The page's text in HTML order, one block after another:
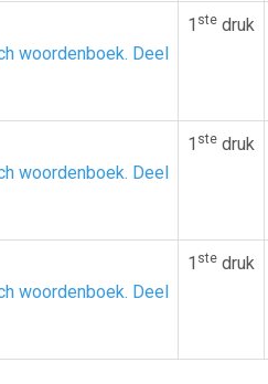
woordenboek. Deel
1 ste druk
woordenboek. Deel
1 ste druk
woordenboek. Deel
1 ste druk